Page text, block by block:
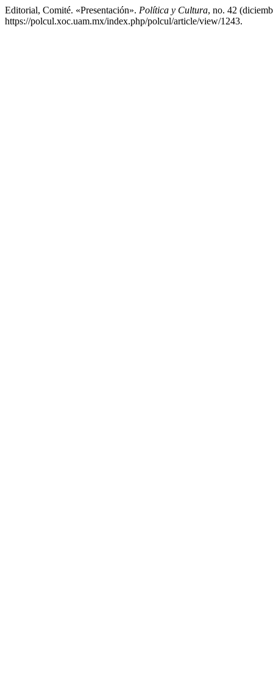
Editorial, Comité. «Presentación». Política y Cultura, no. 42
https://polcul.xoc.uam.mx/index.php/polcul/article/view/1243.